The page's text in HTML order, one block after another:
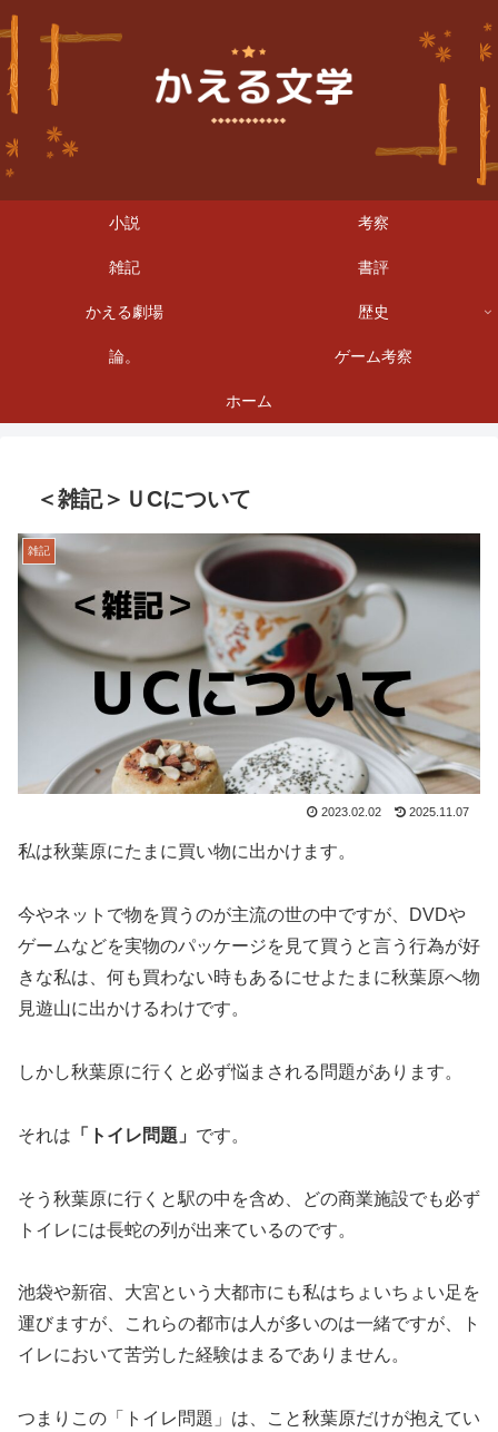
小説 考察
雑記 書評
かえる劇場 歴史
論。 ゲーム考察
ホーム
＜雑記＞ＵCについて
雑記
2023.02.02 2025.11.07
私は秋葉原にたまに買い物に出かけます。
今やネットで物を買うのが主流の世の中ですが、DVDや
ゲームなどを実物のパッケージを見て買うと言う行為が好
きな私は、何も買わない時もあるにせよたまに秋葉原へ物
見遊山に出かけるわけです。
しかし秋葉原に行くと必ず悩まされる問題があります。
それは 「トイレ問題」 です。
そう秋葉原に行くと駅の中を含め、どの商業施設でも必ず
トイレには長蛇の列が出来ているのです。
池袋や新宿、大宮という大都市にも私はちょいちょい足を
運びますが、これらの都市は人が多いのは一緒ですが、ト
イレにおいて苦労した経験はまるでありません。
つまりこの「トイレ問題」は、こと秋葉原だけが抱えてい